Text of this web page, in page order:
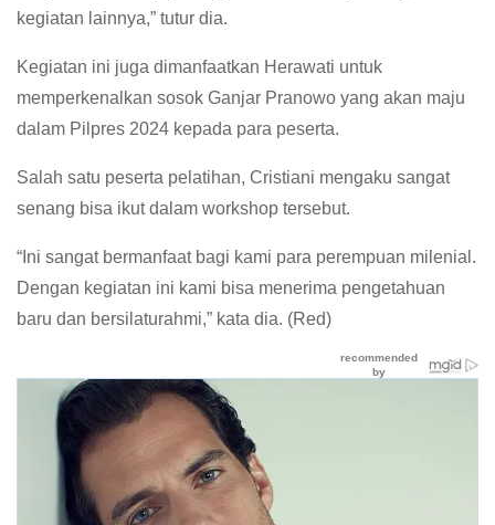
kegiatan lainnya,” tutur dia.
Kegiatan ini juga dimanfaatkan Herawati untuk
memperkenalkan sosok Ganjar Pranowo yang akan maju
dalam Pilpres 2024 kepada para peserta.
Salah satu peserta pelatihan, Cristiani mengaku sangat
senang bisa ikut dalam workshop tersebut.
“Ini sangat bermanfaat bagi kami para perempuan milenial.
Dengan kegiatan ini kami bisa menerima pengetahuan
baru dan bersilaturahmi,” kata dia. (Red)